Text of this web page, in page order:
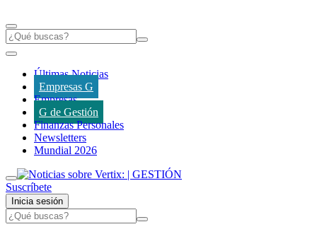
Últimas Noticias
Empresas G
Empresas
G de Gestión
Finanzas Personales
Newsletters
Mundial 2026
Suscríbete
Inicia sesión